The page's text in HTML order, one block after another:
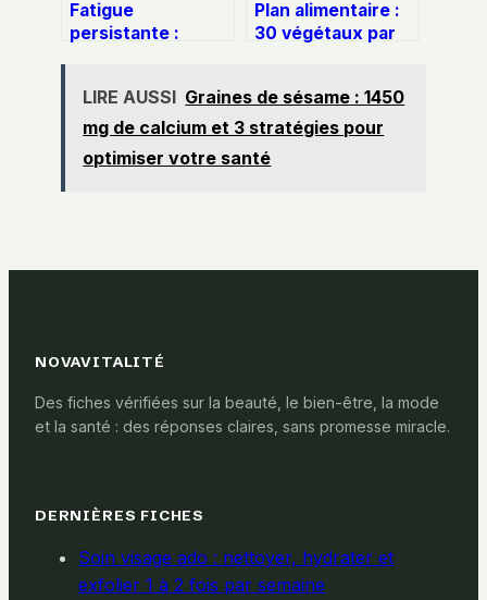
Fatigue
persistante :
épuisement
profond ?
Plan alimentaire :
30 végétaux par
fondre
durablement
LIRE AUSSI Graines de sésame : 1450
mg de calcium et 3 stratégies pour
optimiser votre santé
NOVAVITALITÉ
Des fiches vérifiées sur la beauté, le bien-être, la mode
et la santé : des réponses claires, sans promesse miracle.
DERNIÈRES FICHES
Soin visage ado : nettoyer, hydrater et
exfolier 1 à 2 fois par semaine